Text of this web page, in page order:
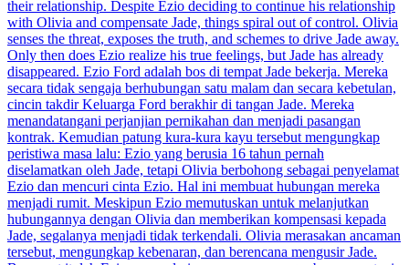
their relationship. Despite Ezio deciding to continue his relationship
with Olivia and compensate Jade, things spiral out of control. Olivia
senses the threat, exposes the truth, and schemes to drive Jade away.
Only then does Ezio realize his true feelings, but Jade has already
disappeared. Ezio Ford adalah bos di tempat Jade bekerja. Mereka
secara tidak sengaja berhubungan satu malam dan secara kebetulan,
cincin takdir Keluarga Ford berakhir di tangan Jade. Mereka
menandatangani perjanjian pernikahan dan menjadi pasangan
kontrak. Kemudian patung kura-kura kayu tersebut mengungkap
peristiwa masa lalu: Ezio yang berusia 16 tahun pernah
diselamatkan oleh Jade, tetapi Olivia berbohong sebagai penyelamat
Ezio dan mencuri cinta Ezio. Hal ini membuat hubungan mereka
menjadi rumit. Meskipun Ezio memutuskan untuk melanjutkan
hubungannya dengan Olivia dan memberikan kompensasi kepada
Jade, segalanya menjadi tidak terkendali. Olivia merasakan ancaman
tersebut, mengungkap kebenaran, dan berencana mengusir Jade.